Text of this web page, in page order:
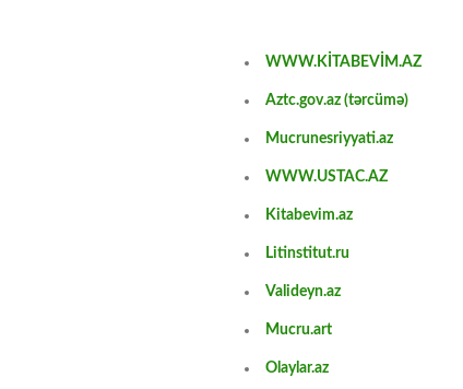
WWW.KİTABEVİM.AZ
Aztc.gov.az (tərcümə)
Mucrunesriyyati.az
WWW.USTAC.AZ
Kitabevim.az
Litinstitut.ru
Valideyn.az
Mucru.art
Olaylar.az